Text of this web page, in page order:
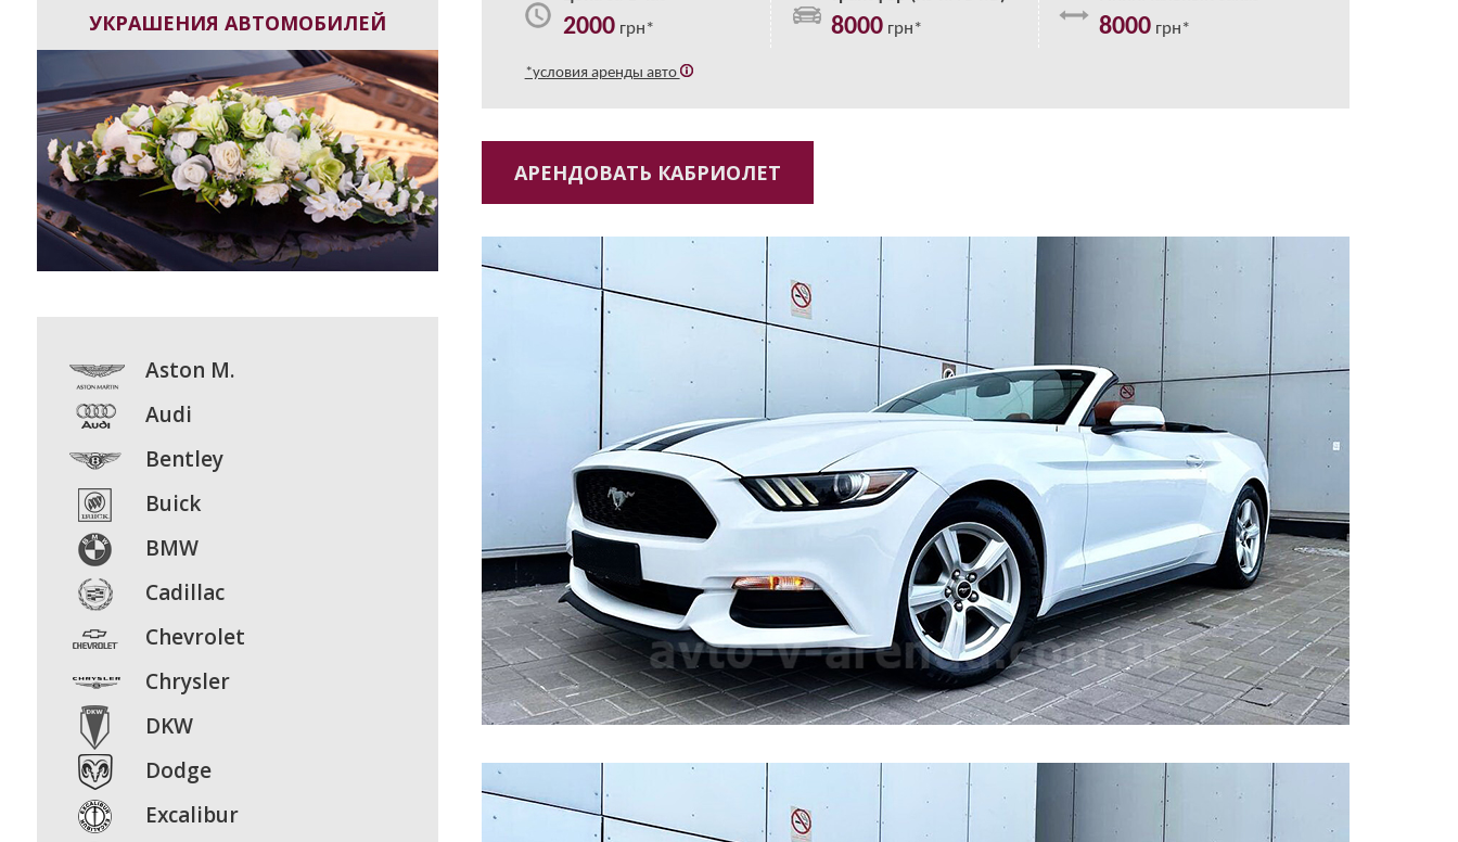
2000грн* 8000грн* 8000грн*
*условия аренды авто
АРЕНДОВАТЬ КАБРИОЛЕТ
УКРАШЕНИЯ АВТОМОБИЛЕЙ
Aston M.
Audi
Bentley
Buick
BMW
Cadillac
Chevrolet
Chrysler
DKW
Dodge
Excalibur